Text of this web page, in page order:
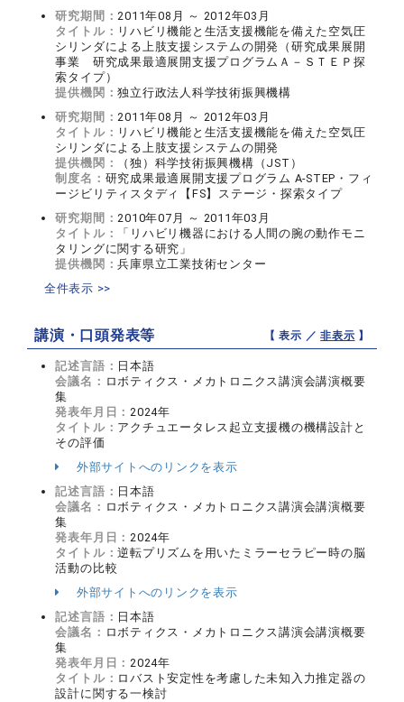
研究期間：2011年08月 ～ 2012年03月
タイトル： リハビリ機能と生活支援機能を備えた空気圧
シリンダによる上肢支援システムの開発（研究成果展開
事業 研究成果最適展開支援プログラムＡ－ＳＴＥＰ探
索タイプ）
提供機関：独立行政法人科学技術振興機構
研究期間：2011年08月 ～ 2012年03月
タイトル： リハビリ機能と生活支援機能を備えた空気圧
シリンダによる上肢支援システムの開発
提供機関：
（独）科学技術振興機構（JST）
制度名： 研究成果最適展開支援プログラム A-STEP・フィ
ージビリティスタディ【FS】ステージ・探索タイプ
研究期間：2010年07月 ～ 2011年03月
タイトル：
「リハビリ機器における人間の腕の動作モニ
タリングに関する研究」
提供機関：兵庫県立工業技術センター
全件表示 >>
講演・口頭発表等 【 表示 ／非表示 】
記述言語： 日本語
会議名： ロボティクス・メカトロニクス講演会講演概要
集
発表年月日：2024年
タイトル： アクチュエータレス起立支援機の機構設計と
その評価
外部サイトへのリンクを表示
記述言語： 日本語
会議名： ロボティクス・メカトロニクス講演会講演概要
集
発表年月日：2024年
タイトル：逆転プリズムを用いたミラーセラピー時の脳
活動の比較
外部サイトへのリンクを表示
記述言語： 日本語
会議名： ロボティクス・メカトロニクス講演会講演概要
集
発表年月日：2024年
タイトル： ロバスト安定性を考慮した未知入力推定器の
設計に関する一検討